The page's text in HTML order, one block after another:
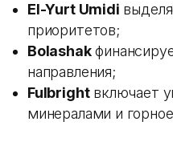
El-Yurt Umidi
приоритетов;
Bolashak
направления;
Fulbrightвключает
минералами и